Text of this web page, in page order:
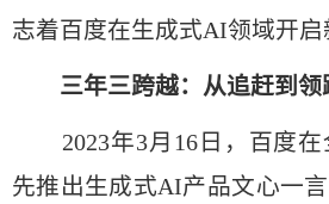
志着百度在生成式AI领域开启
三年三跨越：从追赶到领
2023年3月16日，百度在
先推出生成式AI产品文心一